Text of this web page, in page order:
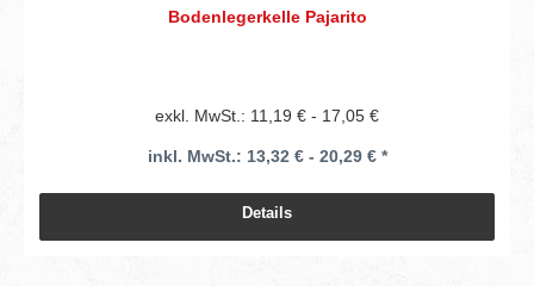
Bodenlegerkelle Pajarito
exkl. MwSt.: 11,19 € - 17,05 €
inkl. MwSt.: 13,32 € - 20,29 € *
Details